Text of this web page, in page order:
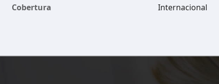
Cobertura Internacional